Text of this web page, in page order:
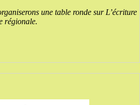
une table ronde sur L’écriture
régionale.